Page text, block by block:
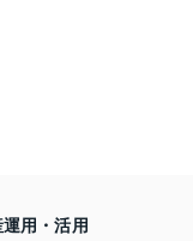
運用・活用